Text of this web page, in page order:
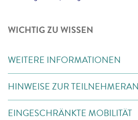
WICHTIG ZU WISSEN
WEITERE INFORMATIONEN
HINWEISE ZUR
EINGESCHRÄNKTE MOBILITÄT